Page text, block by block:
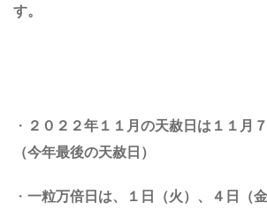
す。
・ ２０２２年１１月の天赦日は １１月
（今年最後の天赦日）
・ 一粒万倍日は、 １日（火）、４日（金